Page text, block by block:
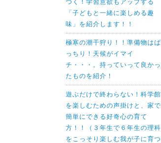
つく！学習意欲もアップする
「子どもと一緒に楽しめる趣
味」を紹介します！！
極寒の潮干狩り！！準備物はば
っちり！天候がイマイ
チ・・・。持っていって良かっ
たものを紹介！
遊ぶだけで終わらない！科学館
を楽しむための声掛けと、家で
簡単にできる好奇心の育て
方！！（３年生で６年生の理科
をこっそり楽しむ我が子に育つ